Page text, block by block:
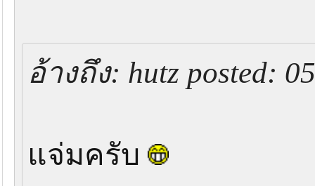
อ้างถึง: hutz posted:
แจ่มครับ